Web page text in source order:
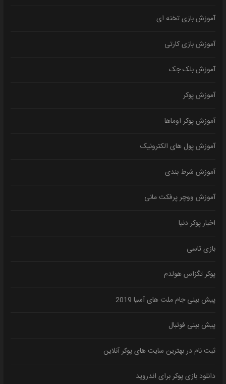
آموزش بازی تخته ای
آموزش بازی کارتی
آموزش بلک جک
آموزش پوکر
آموزش پوکر اوماها
آموزش پول های الکترونیک
آموزش شرط بندی
آموزش ووچر پرفکت مانی
اخبار پوکر دنیا
بازی تاسی
پوکر تگزاس هولدم
پیش بینی جام ملت های آسیا 2019
پیش بینی فوتبال
ثبت نام در بهترین سایت های پوکر آنلاین
دانلود بازی پوکر برای اندروید